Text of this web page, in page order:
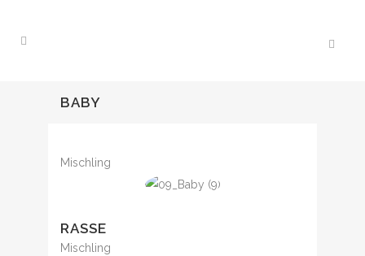
BABY
Mischling
RASSE
Mischling